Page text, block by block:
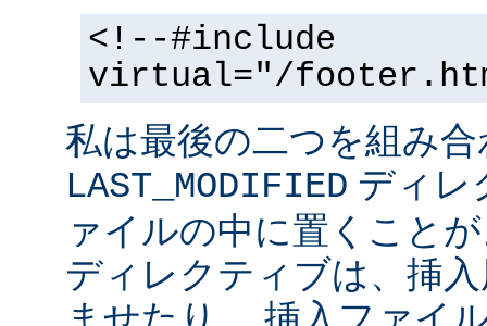
<!--#include
virtual="/
私は最後の二つを組み
LAST_MODIFIED ディレ
ァイルの中に置くこと
ディレクティブは、挿
ませたり、 挿入ファイ